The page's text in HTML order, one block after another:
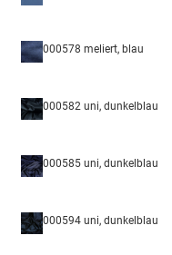
000578 meliert, blau
000582 uni, dunkelblau
000585 uni, dunkelblau
000594 uni, dunkelblau